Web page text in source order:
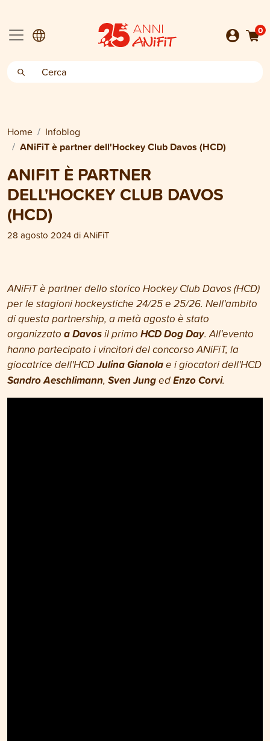
0
Home Infoblog
ANiFiT è partner dell'Hockey Club Davos (HCD)
ANIFIT È PARTNER
DELL'HOCKEY CLUB DAVOS
(HCD)
28 agosto 2024diANiFiT
ANiFiT è partner dello storico Hockey Club Davos (HCD)
per le stagioni hockeystiche 24/25 e 25/26. Nell'ambito
di questa partnership, a metà agosto è stato
organizzato a Davosil primo HCD Dog Day. All'evento
hanno partecipato i vincitori del concorso ANiFiT, la
giocatrice dell'HCDJulina Gianolae i giocatori dell'HCD
Sandro Aeschlimann, Sven JungedEnzo Corvi.